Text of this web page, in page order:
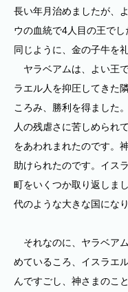
長い年月治めましたが、
ウの血統で4人目の王で
同じように、金の子牛を
ヤラベアムは、よい王
ラエル人を抑圧してきた
ころみ、勝利を得ました
人の残虐さに苦しめられ
をあわれまれたのです。
助けられたのです。イス
町をいくつか取り返しま
代のような大きな国になり
それなのに、ヤラベア
めているころ、イスラエ
んですごし、神さまのこ